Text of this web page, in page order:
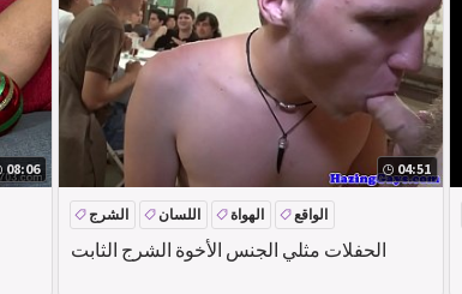
08:06 04:51
الحفلات مثلي الجنس الأخوة الشرج الثابت
الشرج اللسان الهواة الواقع